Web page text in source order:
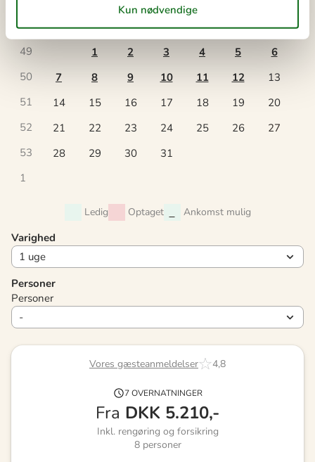
december 2026
ma
ti on to fr lø
sø
49
1 2 3 4 5
6
50
7 8 9 10 11 12
13
51
14 15 16 17 18 19
20
52
21 22 23 24 25 26
27
53
28 29 30
31
1
Ledig Optaget Ankomst mulig
Varighed
Personer
Personer
Vores gæsteanmeldelser 4,8
7 OVERNATNINGER
Fra DKK 5.210,-
Inkl. rengøring og forsikring
8 personer